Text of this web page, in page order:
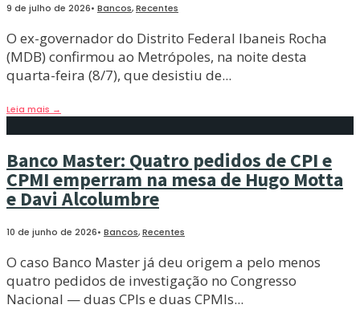
9 de julho de 2026• Bancos,Recentes
O ex-governador do Distrito Federal Ibaneis Rocha
(MDB) confirmou ao Metrópoles, na noite desta
quarta-feira (8/7), que desistiu de...
Leia mais →
Banco Master: Quatro pedidos de CPI e
CPMI emperram na mesa de Hugo Motta
e Davi Alcolumbre
10 de junho de 2026• Bancos,Recentes
O caso Banco Master já deu origem a pelo menos
quatro pedidos de investigação no Congresso
Nacional — duas CPIs e duas CPMIs...